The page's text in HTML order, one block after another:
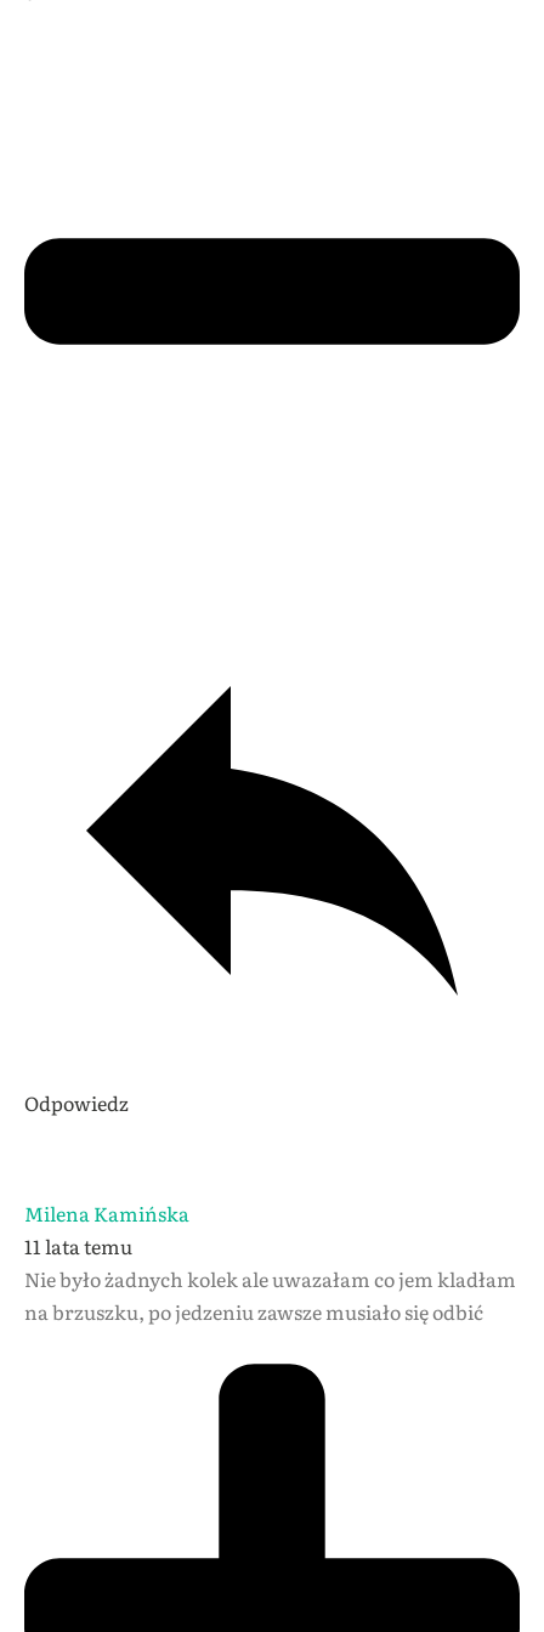
Odpowiedz
Milena Kamińska
11 lata temu
Nie było żadnych kolek ale uwazałam co jem kladłam
na brzuszku, po jedzeniu zawsze musiało się odbić